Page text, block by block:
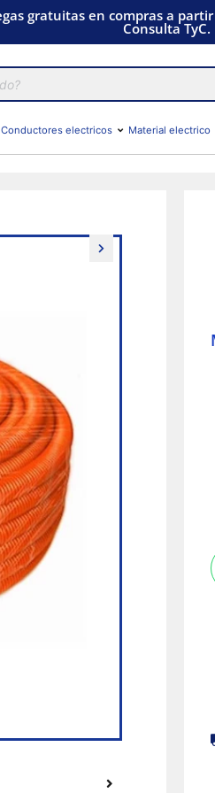
gratuitas en compras a
Consulta TyC.
electricos Material electrico